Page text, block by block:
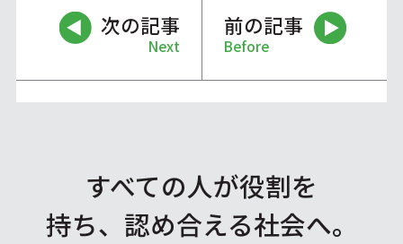
次の記事
Next
前の記事
Before
すべての人が役割を
持ち、認め合える社会へ。